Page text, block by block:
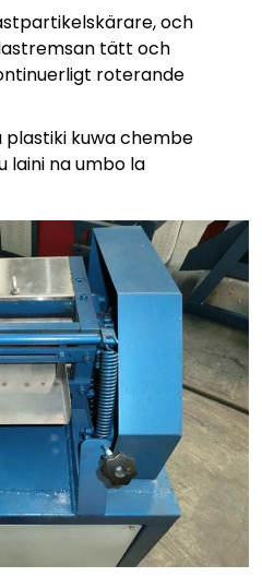
och
tätt och
roterande
kuwa chembe
laini na umbo la